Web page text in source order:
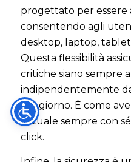
progettato per essere
consentendo agli
desktop, laptop,
Questa flessibilità
critiche siano sempre
indipendentemente
del giorno. È come
virtuale sempre con
click.